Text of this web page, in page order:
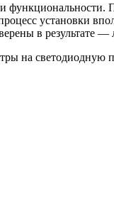
установки
в результате —
на светодиодную